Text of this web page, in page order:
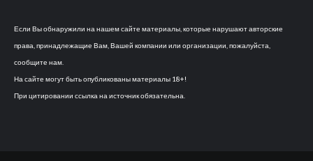
Если Вы обнаружили на нашем сайте материалы, которые нарушают авторские
права, принадлежащие Вам, Вашей компании или организации, пожалуйста,
сообщите нам.
На сайте могут быть опубликованы материалы 18+!
При цитировании ссылка на источник обязательна.